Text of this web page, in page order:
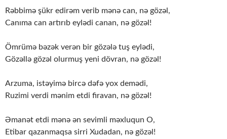
Rəbbimə şükr edirəm verib mənə can, nə gözəl,
Canıma can artırıb eylədi canan, nə gözəl!
Ömrümə bəzək verən bir gözələ tuş eylədi,
Gözəllə gözəl olurmuş yeni dövran, nə gözəl!
Arzuma, istəyimə bircə dəfə yox demədi,
Ruzimi verdi mənim etdi firavan, nə gözəl!
Əmanət etdi mənə ən sevimli məxluqun O,
Etibar qazanmaqsa sirri Xudadan, nə gözəl!